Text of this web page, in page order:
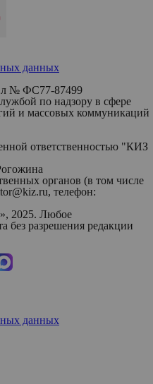
данных
№ ФС77-87499
по надзору в сфере
и массовых коммуникаций
ответственностью "КИЗ
органов (в том числе
телефон:
2025. Любое
без разрешения редакции
данных